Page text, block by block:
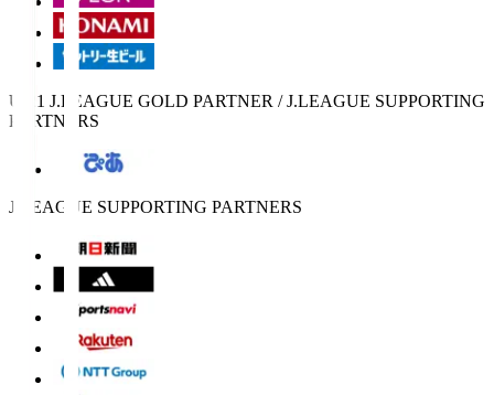
U-21 J.LEAGUE GOLD PARTNER / J.LEAGUE SUPPORTING
PARTNERS
J.LEAGUE SUPPORTING PARTNERS